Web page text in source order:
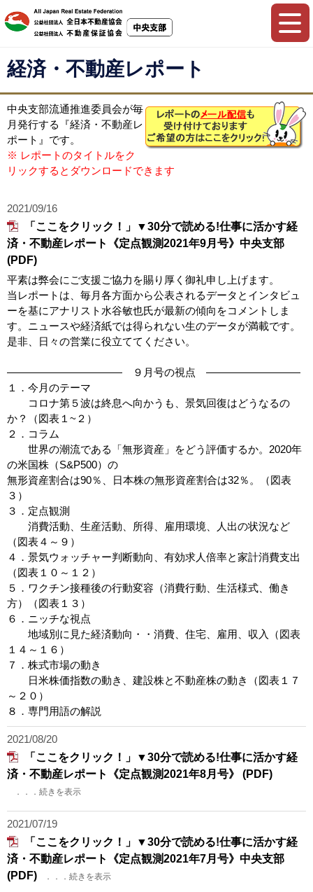
経済・不動産レポート
中央支部流通推進委員会が毎
月発行する『経済・不動産レ
ポート』です。
※ レポートのタイトルをク
リックするとダウンロードできます
2021/09/16
「ここをクリック！」▼30分で読める!仕事に活かす経
済・不動産レポート《定点観測2021年9月号》中央支部
(PDF)
平素は弊会にご支援ご協力を賜り厚く御礼申し上げます。
当レポートは、毎月各方面から公表されるデータとインタビュ
ーを基にアナリスト水谷敏也氏が最新の傾向をコメントしま
す。ニュースや経済紙では得られない生のデータが満載です。
是非、日々の営業に役立ててください。
――――――――――― ９月号の視点 ―――――――――
１．今月のテーマ
コロナ第５波は終息へ向かうも、景気回復はどうなるの
か？（図表１~２）
２．コラム
世界の潮流である「無形資産」をどう評価するか。2020年
の米国株（S&P500）の
無形資産割合は90％、日本株の無形資産割合は32％。（図表
３）
３．定点観測
消費活動、生産活動、所得、雇用環境、人出の状況など
（図表４～９）
４．景気ウォッチャー判断動向、有効求人倍率と家計消費支出
（図表１０～１２）
５．ワクチン接種後の行動変容（消費行動、生活様式、働き
方）（図表１３）
６．ニッチな視点
地域別に見た経済動向・・消費、住宅、雇用、収入（図表
１４～１６）
７．株式市場の動き
日米株価指数の動き、建設株と不動産株の動き（図表１７
～２０）
８．専門用語の解説
2021/08/20
「ここをクリック！」▼30分で読める!仕事に活かす経
済・不動産レポート《定点観測2021年8月号》 (PDF)
．．．続きを表示
2021/07/19
「ここをクリック！」▼30分で読める!仕事に活かす経
済・不動産レポート《定点観測2021年7月号》中央支部
(PDF)
．．．続きを表示